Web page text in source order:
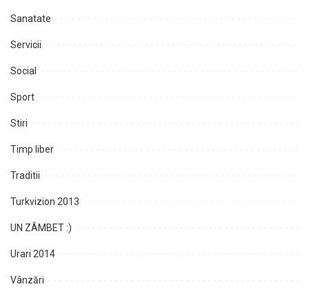
Sanatate
Servicii
Social
Sport
Stiri
Timp liber
Traditii
Turkvizion 2013
UN ZÂMBET :)
Urari 2014
Vânzări